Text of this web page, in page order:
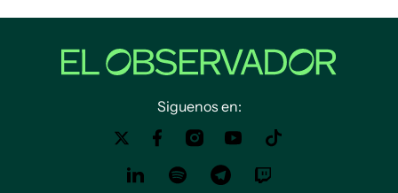
Siguenos en: